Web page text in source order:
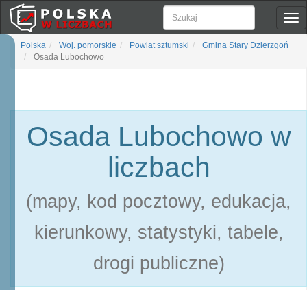
Polska Woj. pomorskie Powiat sztumski
Gmina Stary Dzierzgoń
Osada Lubochowo
Osada Lubochowo w
liczbach
(mapy, kod pocztowy, edukacja,
kierunkowy, statystyki, tabele,
drogi publiczne)